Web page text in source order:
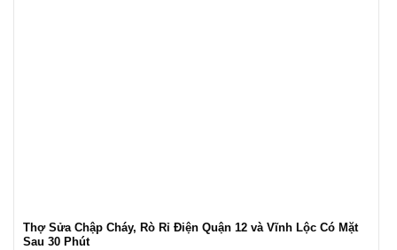
Thợ Sửa Chập Cháy, Rò Rỉ Điện Quận 12 và Vĩnh Lộc Có Mặt
Sau 30 Phút